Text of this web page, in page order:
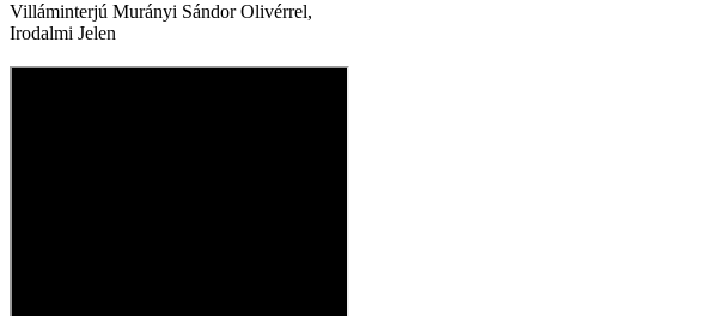
Villáminterjú Murányi Sándor Olivérrel,
Irodalmi Jelen